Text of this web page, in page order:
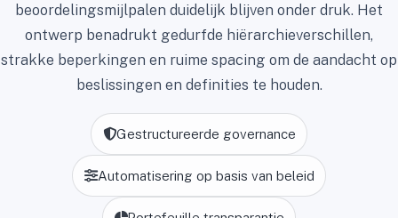
beoordelingsmijlpalen duidelijk blijven onder druk. Het
ontwerp benadrukt gedurfde hiërarchieverschillen,
strakke beperkingen en ruime spacing om de aandacht op
beslissingen en definities te houden.
Gestructureerde governance
Automatisering op basis van beleid